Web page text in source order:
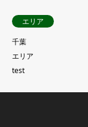
エリア
千葉
エリア
test